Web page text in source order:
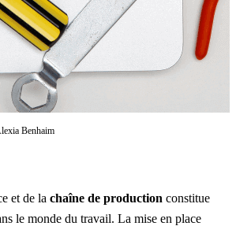
Benhaim
et de la chaîne de production constitue
le monde du travail. La mise en place